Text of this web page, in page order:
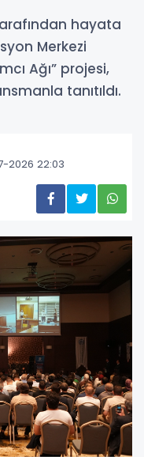
hayata
Merkezi
Ağı” projesi,
tanıtıldı.
2026 22:03